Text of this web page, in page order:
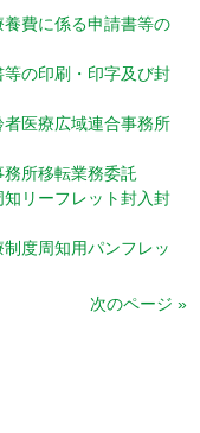
養費に係る申請書等の
の印刷・印字及び封
者医療広域連合事務所
所移転業務委託
知リーフレット封入封
制度周知用パンフレッ
次のページ »